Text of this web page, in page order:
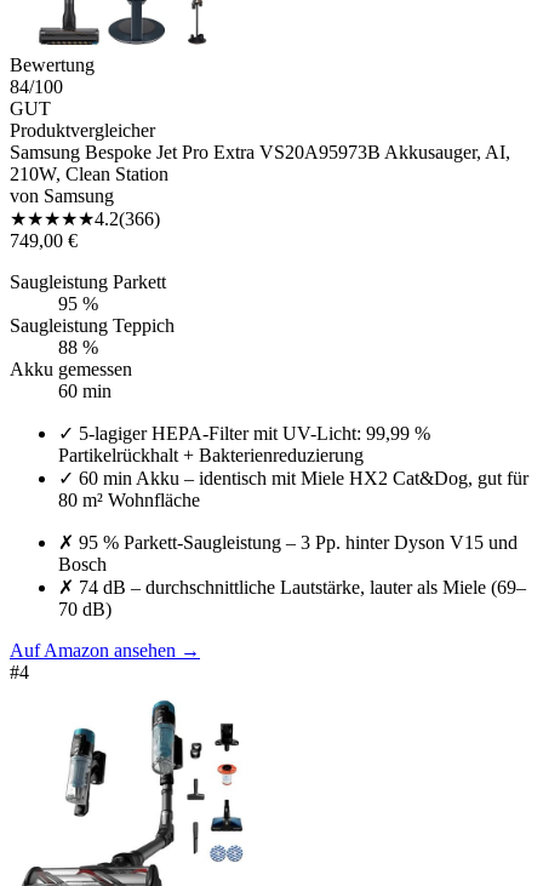
Bewertung
84/100
GUT
Produktvergleicher
Samsung Bespoke Jet Pro Extra VS20A95973B Akkusauger, AI,
210W, Clean Station
von Samsung
★★★★★4.2(366)
749,00 €
Saugleistung Parkett
95 %
Saugleistung Teppich
88 %
Akku gemessen
60 min
✓ 5-lagiger HEPA-Filter mit UV-Licht: 99,99 %
Partikelrückhalt + Bakterienreduzierung
✓ 60 min Akku – identisch mit Miele HX2 Cat&Dog, gut für
80 m² Wohnfläche
✗ 95 % Parkett-Saugleistung – 3 Pp. hinter Dyson V15 und
Bosch
✗ 74 dB – durchschnittliche Lautstärke, lauter als Miele (69–
70 dB)
Auf Amazon ansehen →
#4